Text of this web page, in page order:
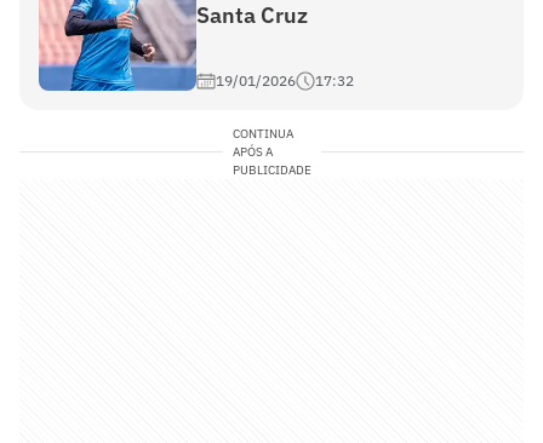
Santa Cruz
19/01/2026 17:32
CONTINUA
APÓS A
PUBLICIDADE